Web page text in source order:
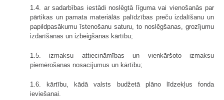
1.4. ar sadarbības iestādi noslēgtā līguma vai vienošanās par
pārtikas un pamata materiālās palīdzības preču izdalīšanu un
papildpasākumu īstenošanu saturu, to noslēgšanas, grozījumu
izdarīšanas un izbeigšanas kārtību;
1.5. izmaksu attiecināmības un vienkāršoto izmaksu
piemērošanas nosacījumus un kārtību;
1.6. kārtību, kādā valsts budžetā plāno līdzekļus fonda
ieviešanai.